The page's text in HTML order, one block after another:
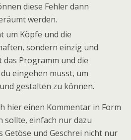
diese Fehler dann
werden.
um Köpfe und die
sondern einzig und
das Programm und die
eingehen musst, um
gestalten zu können.
hier einen Kommentar in Form
sollte, einfach nur dazu
Getöse und Geschrei nicht nur